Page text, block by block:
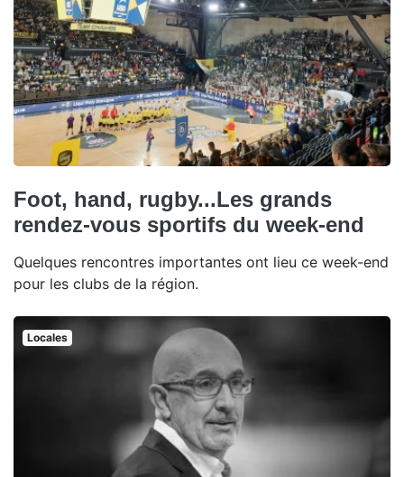
Foot, hand, rugby...Les grands
rendez-vous sportifs du week-end
Quelques rencontres importantes ont lieu ce week-end
pour les clubs de la région.
Locales